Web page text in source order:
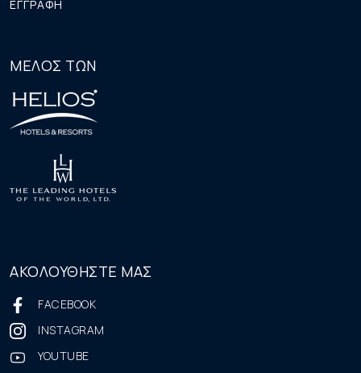
ΕΓΓΡΑΦΗ
ΜΕΛΟΣ ΤΩΝ
ΑΚΟΛΟΥΘΗΣΤΕ ΜΑΣ
FACEBOOK
INSTAGRAM
YOUTUBE